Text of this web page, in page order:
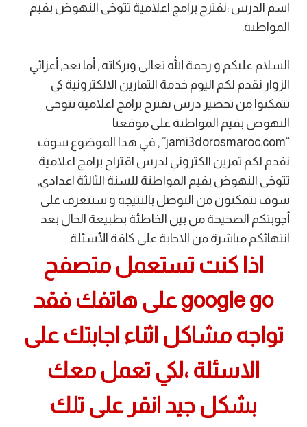
اسم الدرس :نقترح برامج اعلامية تتوخى النهوض بقيم
المواطنة.
السلام عليكم و رحمة الله تعالى وبركاته , أما بعد, أعزائي
الزوار نقدم لكم اليوم خدمة التمارين الالكترونية كي
تتمكنوا من تحضير درس نقترح برامج اعلامية تتوخى
النهوض بقيم المواطنة على موقعنا
“jami3dorosmaroc.com” , في هدا الموضوع سوف
نقدم لكم تمرين الكتروني لدرس اقتراح برامج اعلامية
تتوخى النهوض بقيم المواطنة للسنة الثالثة اعدادي,
سوف تتمكنون من التوصل بالنتيجة و ستتعرف على
أجوبتكم الصحيحة من بين الخاطئة بطبيعة الحال بعد
انتهائكم مباشرة من الاجابة على كافة الأسئلة.
اذا كنت تستعمل متصفح
google go على هاتفك فقد
تواجه مشاكل اثناء اجابتك على
الاسئلة ،لكي تعمل معك
بشكل جيد انقر على تلك